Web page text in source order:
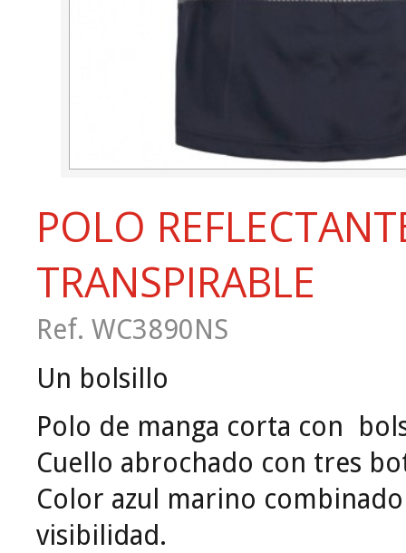
POLO
TRANSPIRABLE
Ref. WC3890NS
Un bolsillo
Polo de manga corta con
Cuello abrochado con tres
Color azul marino
visibilidad.